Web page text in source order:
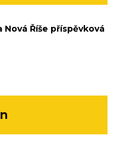
Říše příspěvková